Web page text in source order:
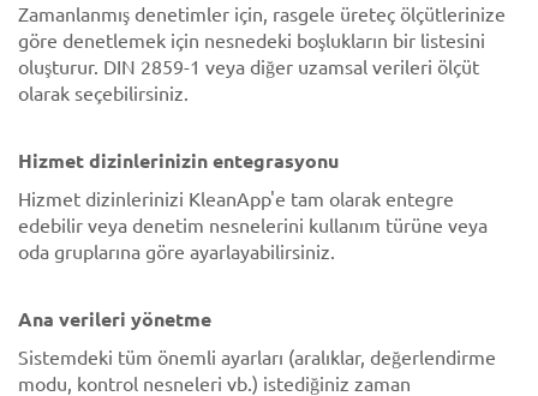
Zamanlanmış denetimler için, rasgele üreteç ölçütlerinize
göre denetlemek için nesnedeki boşlukların bir listesini
oluşturur. DIN 2859-1 veya diğer uzamsal verileri ölçüt
olarak seçebilirsiniz.
Hizmet dizinlerinizin entegrasyonu
Hizmet dizinlerinizi KleanApp'e tam olarak entegre
edebilir veya denetim nesnelerini kullanım türüne veya
oda gruplarına göre ayarlayabilirsiniz.
Ana verileri yönetme
Sistemdeki tüm önemli ayarları (aralıklar, değerlendirme
modu, kontrol nesneleri vb.) istediğiniz zaman